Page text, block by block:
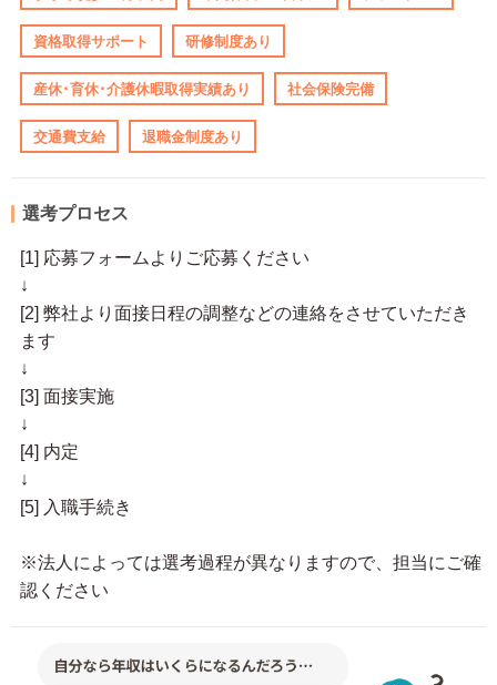
資格取得サポート 研修制度あり
産休･育休･介護休暇取得実績あり 社会保険完備
交通費支給 退職金制度あり
選考プロセス
[1] 応募フォームよりご応募ください
↓
[2] 弊社より面接日程の調整などの連絡をさせていただき
ます
↓
[3] 面接実施
↓
[4] 内定
↓
[5] 入職手続き
※法人によっては選考過程が異なりますので、担当にご確
認ください